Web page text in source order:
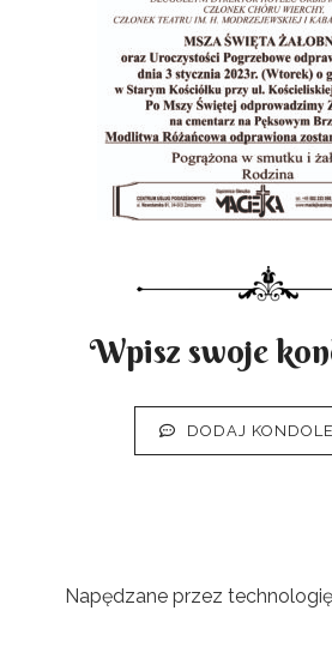
Wpisz swoje
DODAJ
Napędzane przez technologię